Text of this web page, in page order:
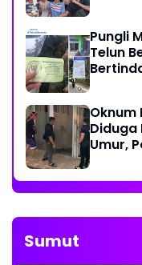
Pungli
Telun
Oknum
Diduga
Umur,
Sumut